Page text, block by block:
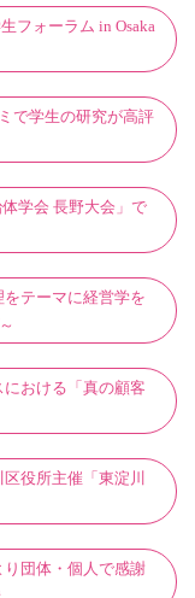
フォーラム in Osaka
で学生の研究が高評
学会 長野大会」で
をテーマに経営学を
における「真の顧客
役所主催「東淀川
り団体・個人で感謝